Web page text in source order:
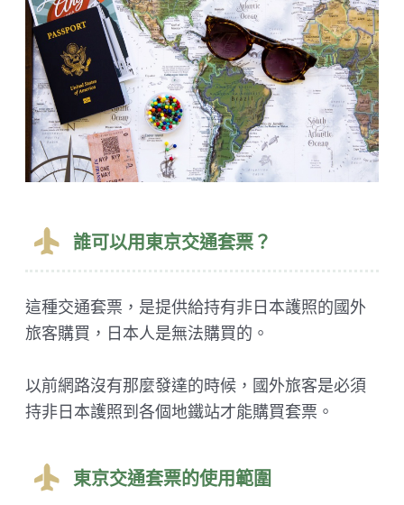
誰可以用東京交通套票？
這種交通套票，是提供給持有非日本護照的國外
旅客購買，日本人是無法購買的。
以前網路沒有那麼發達的時候，國外旅客是必須
持非日本護照到各個地鐵站才能購買套票。
東京交通套票的使用範圍